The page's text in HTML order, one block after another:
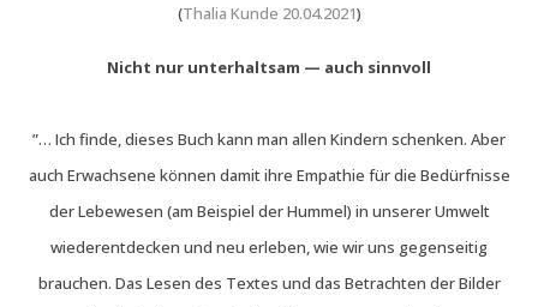
(Thalia Kunde 20.04.2021)
Nicht nur unterhaltsam — auch sinnvoll
”… Ich finde, dieses Buch kann man allen Kindern schenken. Aber
auch Erwachsene können damit ihre Empathie für die Bedürfnisse
der Lebewesen (am Beispiel der Hummel) in unserer Umwelt
wiederentdecken und neu erleben, wie wir uns gegenseitig
brauchen. Das Lesen des Textes und das Betrachten der Bilder